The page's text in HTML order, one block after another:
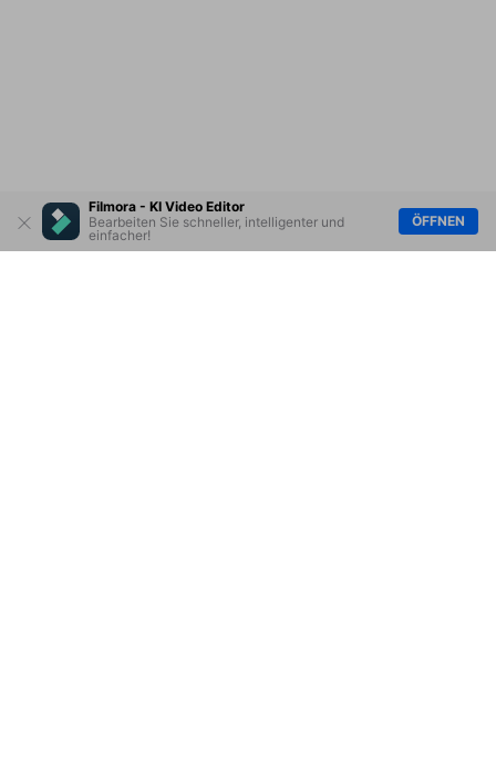
Filmora - KI Video Editor
Bearbeiten Sie schneller, intelligenter und
einfacher!
ÖFFNEN